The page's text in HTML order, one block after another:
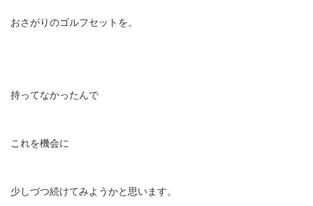
おさがりのゴルフセットを。
持ってなかったんで
これを機会に
少しづつ続けてみようかと思います。